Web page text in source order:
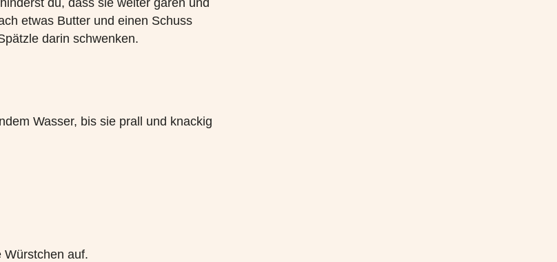
du, dass sie weiter garen und
etwas Butter und einen Schuss
darin schwenken.
Wasser, bis sie prall und knackig
Würstchen auf.